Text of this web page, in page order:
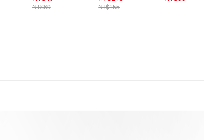
NT$69 NT$155